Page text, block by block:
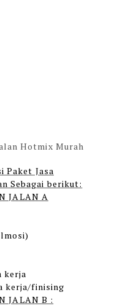
Hotmix Murah
Paket Jasa
Sebagai berikut:
JALAN A
kerja
kerja/finising
JALAN B :